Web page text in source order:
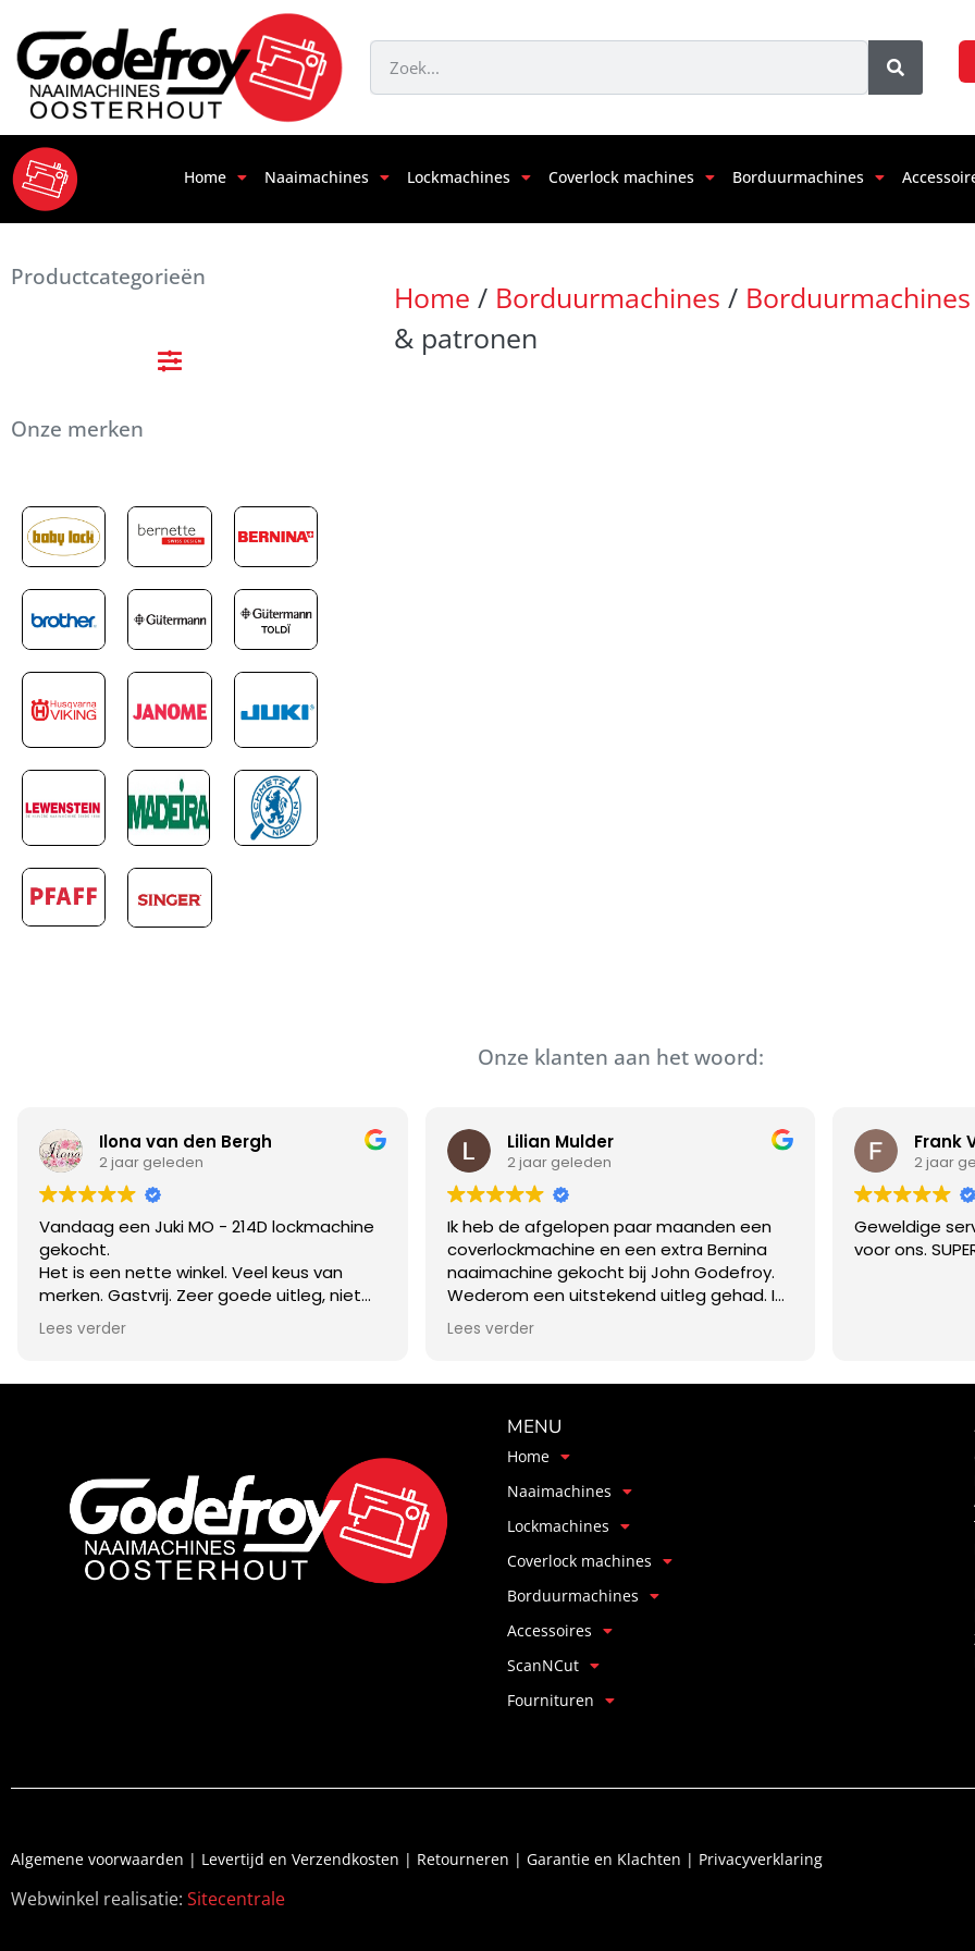
Home Naaimachines Lockmachines Coverlock machines Borduurmachines
Productcategorieën
Onze merken
Home / Borduurmachines / Borduurmachines
& patronen
Onze klanten aan het woord:
Ilona van den Bergh
2 jaar geleden
Vandaag een Juki MO - 214D lockmachine
gekocht.
Het is een nette winkel. Veel keus van
merken. Gastvrij. Zeer goede uitleg, niet
opdringerig om een duurder model te
kiezen, geduldig, vriendelijk en eerlijk.
informatie maar deze winkel was veruit de
uur in de winkel geweest en ik ben erg
tevreden.
Lees verder
Lilian Mulder
2 jaar geleden
Ik heb de afgelopen paar maanden een
coverlockmachine en een extra Bernina
naaimachine gekocht bij John Godefroy.
Wederom een uitstekend uitleg gehad. In
het verleden ken ik John als een dealer die
ook de tijd neemt om informatie en
machines. De klantbindinding en service
gereden! Ik ging vorige week weer met
een nieuwe machine, een cadeaubon en
tijdschrift met een big smile de winkel uit!
Lees verder
Frank
2 jaar
Geweldige
voor ons.
MENU
Home
Naaimachines
Lockmachines
Coverlock machines
Borduurmachines
Accessoires
ScanNCut
Fournituren
Algemene voorwaarden | Levertijd en Verzendkosten | Retourneren | Garantie en Klachten | Privacyverklaring
Webwinkel realisatie: Sitecentrale